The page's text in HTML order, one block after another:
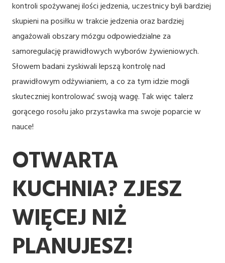
kontroli spożywanej ilości jedzenia, uczestnicy byli bardziej
skupieni na posiłku w trakcie jedzenia oraz bardziej
angażowali obszary mózgu odpowiedzialne za
samoregulację prawidłowych wyborów żywieniowych.
Słowem badani zyskiwali lepszą kontrolę nad
prawidłowym odżywianiem, a co za tym idzie mogli
skuteczniej kontrolować swoją wagę. Tak więc talerz
gorącego rosołu jako przystawka ma swoje poparcie w
nauce!
OTWARTA
KUCHNIA? ZJESZ
WIĘCEJ NIŻ
PLANUJESZ!